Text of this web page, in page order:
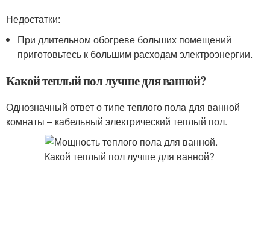
Недостатки:
При длительном обогреве больших помещений
приготовьтесь к большим расходам электроэнергии.
Какой теплый пол лучше для ванной?
Однозначный ответ о типе теплого пола для ванной
комнаты – кабельный электрический теплый пол.